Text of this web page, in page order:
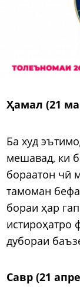
Ҳамал (21
Ба худ
мешавад, ки
бораатон чӣ
тамоман
бораи ҳар
истироҳатро
дубораи
Савр (21